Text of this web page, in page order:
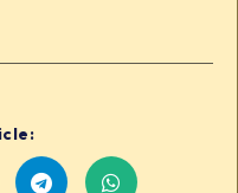
Share Share